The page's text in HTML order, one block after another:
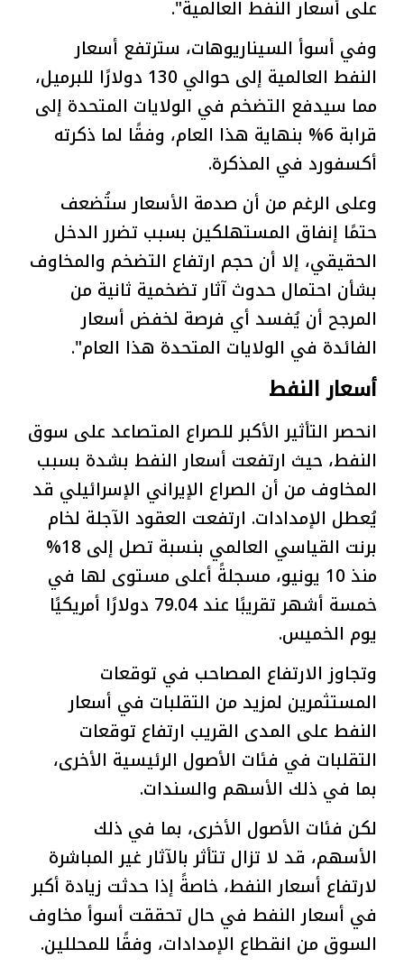
على أسعار النفط العالمية".
وفي أسوأ السيناريوهات، سترتفع أسعار
النفط العالمية إلى حوالي 130 دولارًا للبرميل،
مما سيدفع التضخم في الولايات المتحدة إلى
قرابة 6% بنهاية هذا العام، وفقًا لما ذكرته
أكسفورد في المذكرة.
وعلى الرغم من أن صدمة الأسعار ستُضعف
حتمًا إنفاق المستهلكين بسبب تضرر الدخل
الحقيقي، إلا أن حجم ارتفاع التضخم والمخاوف
بشأن احتمال حدوث آثار تضخمية ثانية من
المرجح أن يُفسد أي فرصة لخفض أسعار
الفائدة في الولايات المتحدة هذا العام".
أسعار النفط
انحصر التأثير الأكبر للصراع المتصاعد على سوق
النفط، حيث ارتفعت أسعار النفط بشدة بسبب
المخاوف من أن الصراع الإيراني الإسرائيلي قد
يُعطل الإمدادات. ارتفعت العقود الآجلة لخام
برنت القياسي العالمي بنسبة تصل إلى 18%
منذ 10 يونيو، مسجلةً أعلى مستوى لها في
خمسة أشهر تقريبًا عند 79.04 دولارًا أمريكيًا
يوم الخميس.
وتجاوز الارتفاع المصاحب في توقعات
المستثمرين لمزيد من التقلبات في أسعار
النفط على المدى القريب ارتفاع توقعات
التقلبات في فئات الأصول الرئيسية الأخرى،
بما في ذلك الأسهم والسندات.
لكن فئات الأصول الأخرى، بما في ذلك
الأسهم، قد لا تزال تتأثر بالآثار غير المباشرة
لارتفاع أسعار النفط، خاصةً إذا حدثت زيادة أكبر
في أسعار النفط في حال تحققت أسوأ مخاوف
السوق من انقطاع الإمدادات، وفقًا للمحللين.